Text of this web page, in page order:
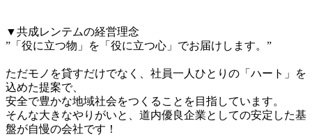
▼共成レンテムの経営理念
”「役に立つ物」を「役に立つ心」でお届けします。”
ただモノを貸すだけでなく、社員一人ひとりの「ハート」を
込めた提案で、
安全で豊かな地域社会をつくることを目指しています。
そんな大きなやりがいと、道内優良企業としての安定した基
盤が自慢の会社です！